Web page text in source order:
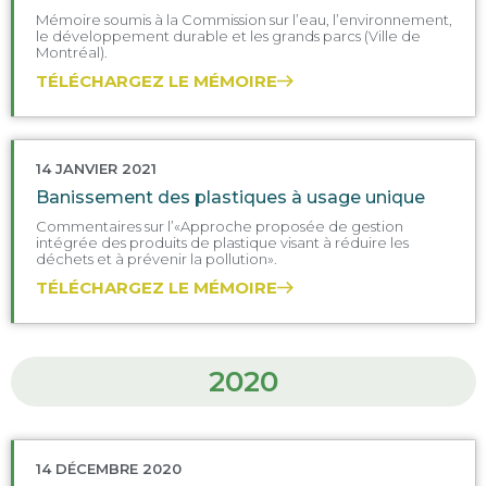
Mémoire soumis à la Commission sur l’eau, l’environnement,
le développement durable et les grands parcs (Ville de
Montréal).
TÉLÉCHARGEZ LE MÉMOIRE
14 JANVIER 2021
Banissement des plastiques à usage unique
Commentaires sur l’«Approche proposée de gestion
intégrée des produits de plastique visant à réduire les
déchets et à prévenir la pollution».
TÉLÉCHARGEZ LE MÉMOIRE
2020
14 DÉCEMBRE 2020